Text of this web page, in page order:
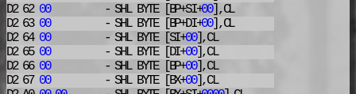
D2 62 00 - SHLBYTE [BP+SI+00],CL
D2 63 00 - SHLBYTE [BP+DI+00],CL
D2 64 00 - SHLBYTE [SI+00],CL
D2 65 00 - SHLBYTE [DI+00],CL
D2 66 00 - SHLBYTE [BP+00],CL
D2 67 00 - SHLBYTE [BX+00],CL